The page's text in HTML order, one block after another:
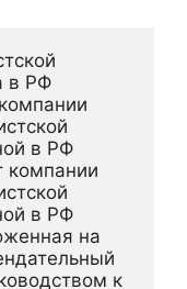
в РФ
в РФ
компании
в РФ
на
к